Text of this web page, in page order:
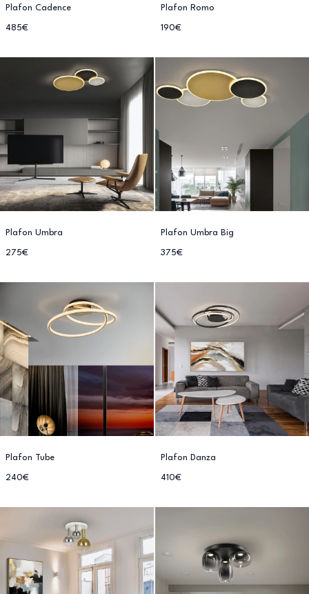
Plafon Cadence
485€
Plafon Romo
190€
Plafon Umbra
275€
Plafon Umbra Big
375€
Plafon Tube
240€
Plafon Danza
410€